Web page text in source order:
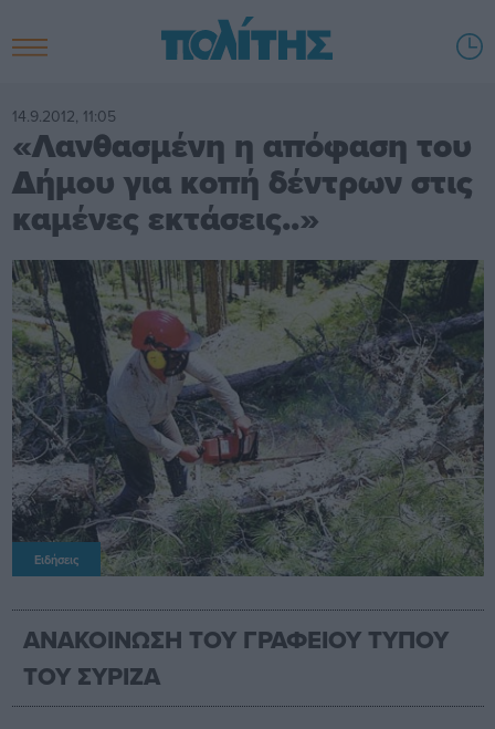
14.9.2012, 11:05
«Λανθασμένη η απόφαση του
Δήμου για κοπή δέντρων στις
καμένες εκτάσεις..»
Ειδήσεις
ΑΝΑΚΟΙΝΩΣΗ ΤΟΥ ΓΡΑΦΕΙΟΥ ΤΥΠΟΥ
ΤΟΥ ΣΥΡΙΖΑ